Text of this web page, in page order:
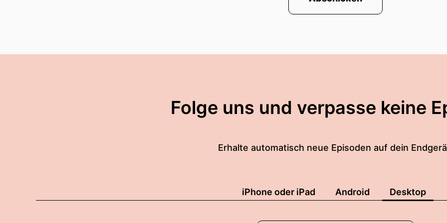
Folge uns und verpasse keine
Erhalte automatisch neue Episoden auf dein
iPhone oder iPad Android Desktop